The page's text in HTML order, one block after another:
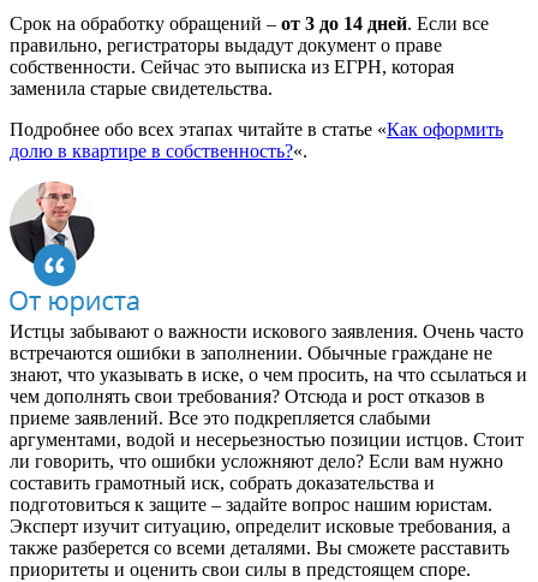
Срок на обработку обращений – от 3 до 14 дней. Если все
правильно, регистраторы выдадут документ о праве
собственности. Сейчас это выписка из ЕГРН, которая
заменила старые свидетельства.
Подробнее обо всех этапах читайте в статье «Как оформить
долю в квартире в собственность?«.
Истцы забывают о важности искового заявления. Очень часто
встречаются ошибки в заполнении. Обычные граждане не
знают, что указывать в иске, о чем просить, на что ссылаться и
чем дополнять свои требования? Отсюда и рост отказов в
приеме заявлений. Все это подкрепляется слабыми
аргументами, водой и несерьезностью позиции истцов. Стоит
ли говорить, что ошибки усложняют дело? Если вам нужно
составить грамотный иск, собрать доказательства и
подготовиться к защите – задайте вопрос нашим юристам.
Эксперт изучит ситуацию, определит исковые требования, а
также разберется со всеми деталями. Вы сможете расставить
приоритеты и оценить свои силы в предстоящем споре.